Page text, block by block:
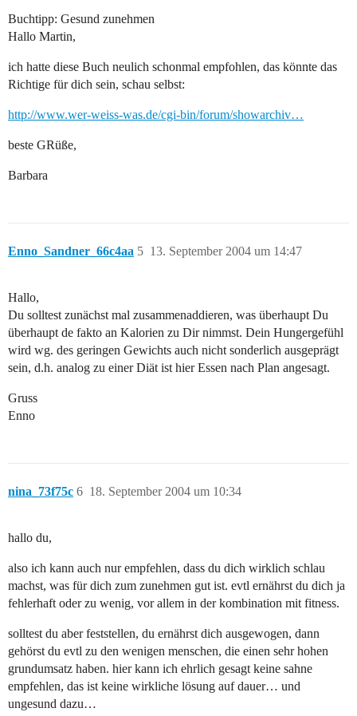
Buchtipp: Gesund zunehmen
Hallo Martin,
ich hatte diese Buch neulich schonmal empfohlen, das könnte das
Richtige für dich sein, schau selbst:
http://www.wer-weiss-was.de/cgi-bin/forum/showarchiv…
beste GRüße,
Barbara
Enno_Sandner_66c4aa 13. September 2004 um 14:47
5
Hallo,
Du solltest zunächst mal zusammenaddieren, was überhaupt Du
überhaupt de fakto an Kalorien zu Dir nimmst. Dein Hungergefühl
wird wg. des geringen Gewichts auch nicht sonderlich ausgeprägt
sein, d.h. analog zu einer Diät ist hier Essen nach Plan angesagt.
Gruss
Enno
nina_73f75c 18. September 2004 um 10:34
6
hallo du,
also ich kann auch nur empfehlen, dass du dich wirklich schlau
machst, was für dich zum zunehmen gut ist. evtl ernährst du dich ja
fehlerhaft oder zu wenig, vor allem in der kombination mit fitness.
solltest du aber feststellen, du ernährst dich ausgewogen, dann
gehörst du evtl zu den wenigen menschen, die einen sehr hohen
grundumsatz haben. hier kann ich ehrlich gesagt keine sahne
empfehlen, das ist keine wirkliche lösung auf dauer… und
ungesund dazu…